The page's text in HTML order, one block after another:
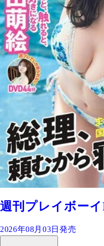
週刊プレイボーイ
2026年08月03日発売